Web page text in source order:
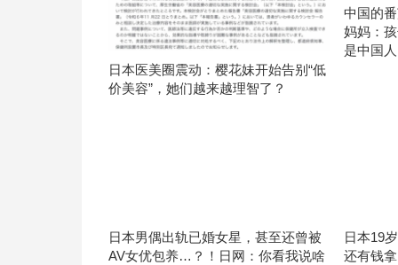
日本医美圈震动：樱花妹开始告别“低
价美容”，她们越来越理智了？
中国的
妈妈：
是中国
日本男偶出轨已婚女星，甚至还曾被
AV女优包养…？！日网：你看我说啥
日本19
还有钱